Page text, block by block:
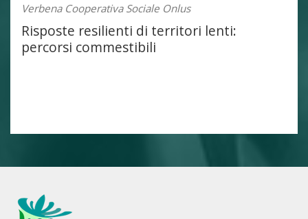
Verbena Cooperativa Sociale Onlus
Risposte resilienti di territori lenti:
percorsi commestibili